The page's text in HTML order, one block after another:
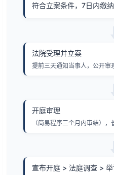
符合立案条件，7日内缴
法院受理并立案
提前三天通知当事人，公开审
开庭审理
（简易程序三个月内审结）
宣布开庭 > 法庭调查 >